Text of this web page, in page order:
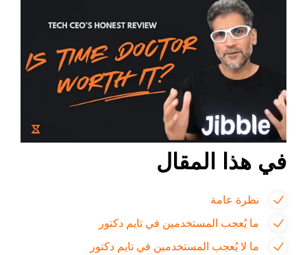
في هذا المقال
نظرة عامة
ما يُعجب المستخدمين في تايم دكتور
ما لا يُعجب المستخدمين في تايم دكتور